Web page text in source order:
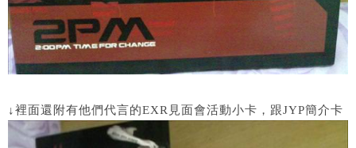
↓裡面還附有他們代言的EXR見面會活動小卡，跟JYP簡介卡